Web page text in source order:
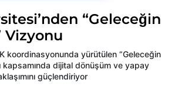
“Geleceğin
Vizyonu
koordinasyonunda yürütülen “Geleceğin
kapsamında dijital dönüşüm ve yapay
güçlendiriyor